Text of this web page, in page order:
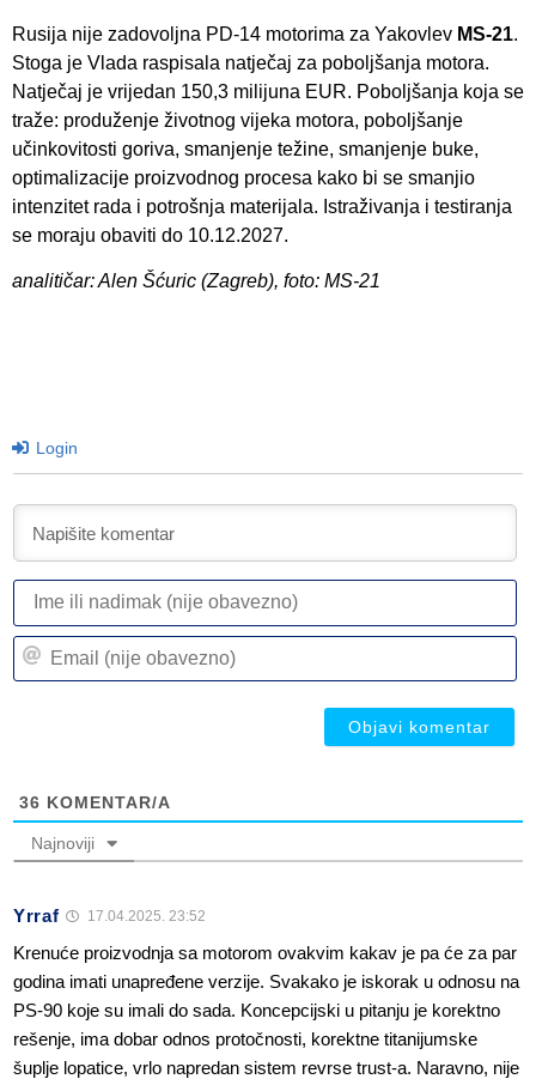
Rusija nije zadovoljna PD-14 motorima za Yakovlev MS-21.
Stoga je Vlada raspisala natječaj za poboljšanja motora.
Natječaj je vrijedan 150,3 milijuna EUR. Poboljšanja koja se
traže: produženje životnog vijeka motora, poboljšanje
učinkovitosti goriva, smanjenje težine, smanjenje buke,
optimalizacije proizvodnog procesa kako bi se smanjio
intenzitet rada i potrošnja materijala. Istraživanja i testiranja
se moraju obaviti do 10.12.2027.
analitičar: Alen Šćuric (Zagreb), foto: MS-21
Login
36 KOMENTAR/A
Najnoviji
Yrraf 17.04.2025. 23:52
Krenuće proizvodnja sa motorom ovakvim kakav je pa će za par
godina imati unapređene verzije. Svakako je iskorak u odnosu na
PS-90 koje su imali do sada. Koncepcijski u pitanju je korektno
rešenje, ima dobar odnos protočnosti, korektne titanijumske
šuplje lopatice, vrlo napredan sistem revrse trust-a. Naravno, nije